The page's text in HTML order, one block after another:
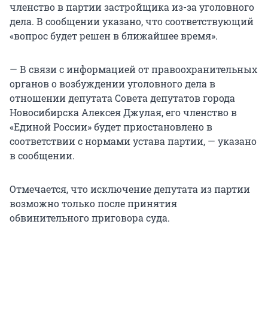
членство в партии застройщика из-за уголовного
дела. В сообщении указано, что соответствующий
«вопрос будет решен в ближайшее время».
— В связи с информацией от правоохранительных
органов о возбуждении уголовного дела в
отношении депутата Совета депутатов города
Новосибирска Алексея Джулая, его членство в
«Единой России» будет приостановлено в
соответствии с нормами устава партии, — указано
в сообщении.
Отмечается, что исключение депутата из партии
возможно только после принятия
обвинительного приговора суда.